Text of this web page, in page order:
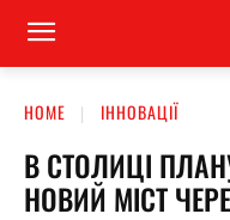
HOME ІННОВАЦІЇ
В СТОЛИЦІ
НОВИЙ МІСТ